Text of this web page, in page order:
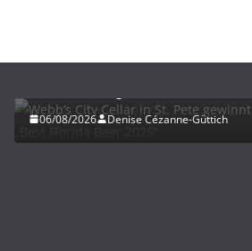
06/08/2026 Denise Cézanne-Güttich